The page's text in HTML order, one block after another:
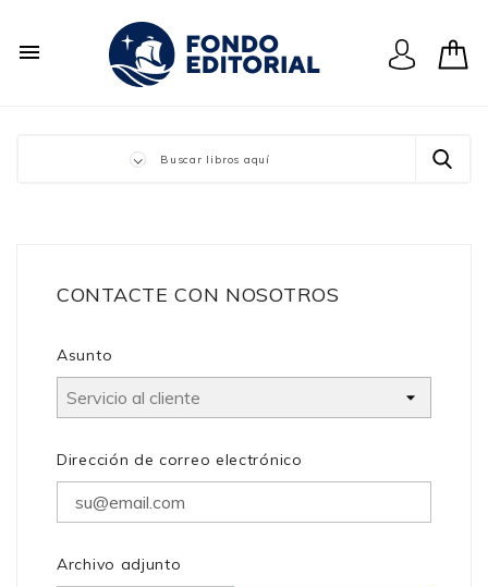

CONTACTE CON NOSOTROS
Asunto
Dirección de correo electrónico
Archivo adjunto